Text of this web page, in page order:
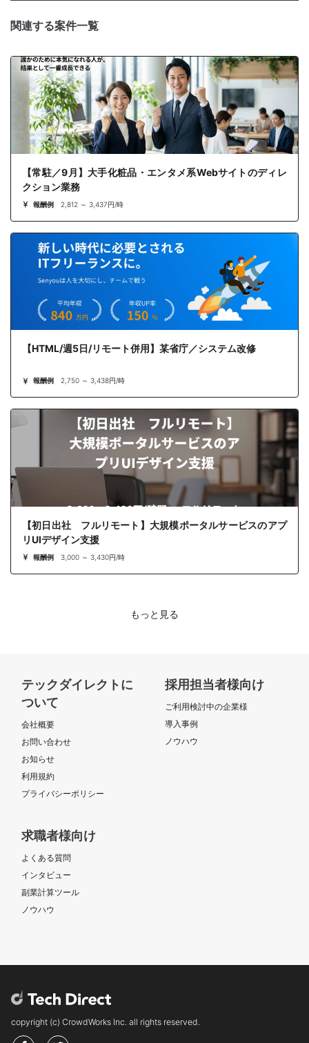
関連する案件一覧
【常駐／9月】大手化粧品・エンタメ系Webサイトのディレ
クション業務
報酬例 2,812 ～ 3,437円/時
【HTML/週5日/リモート併用】某省庁／システム改修
報酬例 2,750 ～ 3,438円/時
【初日出社 フルリモート】大規模ポータルサービスのアプ
リUIデザイン支援
報酬例 3,000 ～ 3,430円/時
もっと見る
テックダイレクトに
ついて
会社概要
お問い合わせ
お知らせ
利用規約
プライバシーポリシー
採用担当者様向け
ご利用検討中の企業様
導入事例
ノウハウ
求職者様向け
よくある質問
インタビュー
副業計算ツール
ノウハウ
copyright (c) CrowdWorks Inc. all rights reserved.